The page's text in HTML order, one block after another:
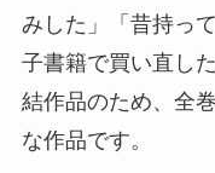
みした」「昔持っ
子書籍で買い直し
結作品のため、全
な作品です。